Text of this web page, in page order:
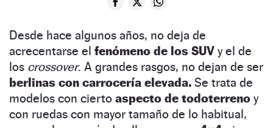
Desde hace algunos años, no deja de
acrecentarse el fenómeno de los SUV y el de
los crossover. A grandes rasgos, no dejan de ser
berlinas con carrocería elevada. Se trata de
modelos con cierto aspecto de todoterreno y
con ruedas con mayor tamaño de lo habitual,